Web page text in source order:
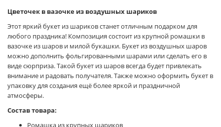
Цветочек в вазочке из воздушных шариков
Этот яркий букет из шариков станет отличным подарком для
любого праздника! Композиция состоит из крупной ромашки в
вазочке из шаров и милой букашки. Букет из воздушных шаров
можно дополнить фольгированными шарами или сделать его в
виде сюрприза. Такой букет из шаров всегда будет привлекать
внимание и радовать получателя. Также можно оформить букет в
упаковку для создания ещё более яркой и праздничной
атмосферы.
Состав товара:
Ромашка из крупных шариков